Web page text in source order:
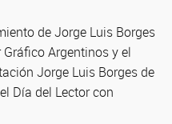
de Jorge Luis Borges
Argentinos y el
Jorge Luis Borges de
Día del Lector con